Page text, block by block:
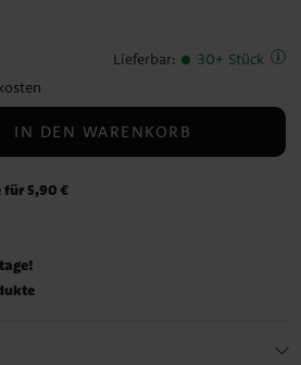
Lieferbar: 30+ Stück
IN DEN WARENKORB
für 5,90 €